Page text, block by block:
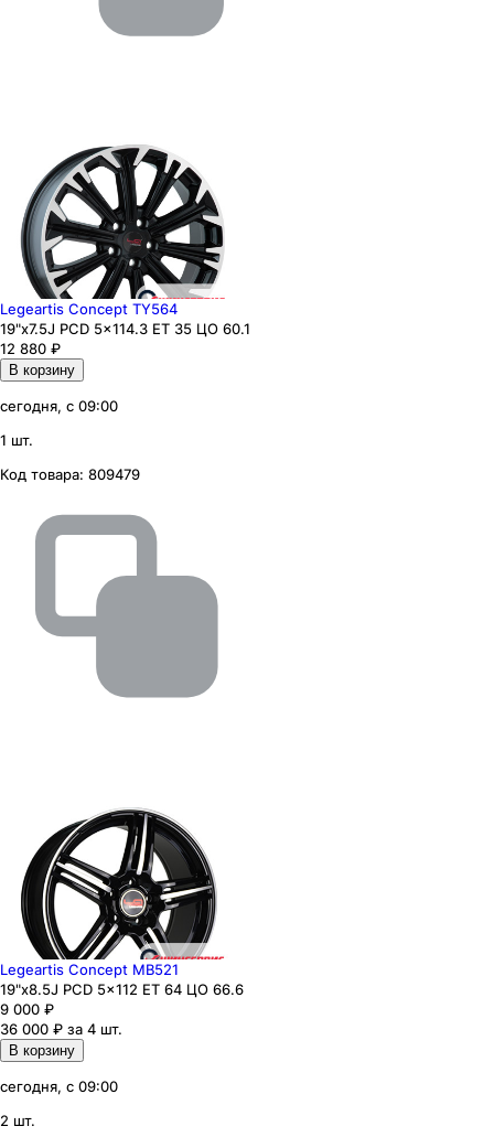
Legeartis Concept TY564
19"x7.5J PCD 5x114.3 ЕТ 35 ЦО 60.1
12 880 ₽
В корзину
сегодня, с 09:00
1 шт.
Код товара: 809479
Legeartis Concept MB521
19"x8.5J PCD 5x112 ЕТ 64 ЦО 66.6
9 000 ₽
36 000 ₽ за 4 шт.
В корзину
сегодня, с 09:00
2 шт.